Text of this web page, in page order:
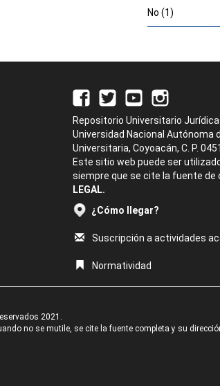
No (1)
Repositorio Universitario
Universidad Nacional Autónoma
Universitaria, Coyoacán, C. P.
Este sitio web puede ser
siempre que se cite la fuente de
LEGAL.
¿Cómo llegar?
Suscripción a actividades
Normatividad
2021.
no se mutile, se cite la fuente completa y su